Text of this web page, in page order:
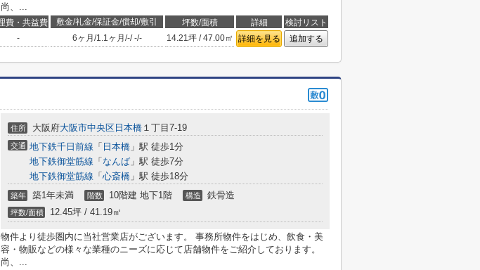
尚、...
費・共益費 敷金/礼金/保証金/償却/敷引 坪数/面積 詳細
検討リスト
- 6ヶ月 /1.1ヶ月 /-/-/- 14.21坪 / 47.00㎡ 詳細を見る 追加する
住所 大阪府大阪市中央区 日本橋 １丁目7-19
交通 地下鉄千日前線 「 日本橋 」駅 徒歩1分
地下鉄御堂筋線 「 なんば 」駅 徒歩7分
地下鉄御堂筋線 「 心斎橋 」駅 徒歩18分
築年 築1年未満 階数 10階建 地下1階 構造 鉄骨造
坪数/面積 12.45坪 / 41.19㎡
物件より徒歩圏内に当社営業店がございます。 事務所物件をはじめ、飲食・美
容・物販などの様々な業種のニーズに応じて店舗物件をご紹介しております。
尚、...